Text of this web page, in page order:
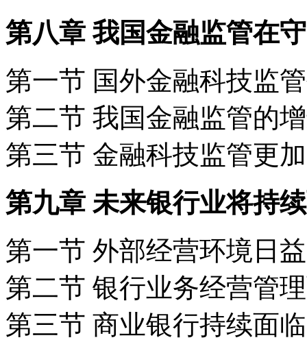
第八章 我国金融监管在
第一节 国外金融科技监
第二节 我国金融监管的
第三节 金融科技监管更
第九章 未来银行业将持
第一节 外部经营环境日
第二节 银行业务经营管
第三节 商业银行持续面